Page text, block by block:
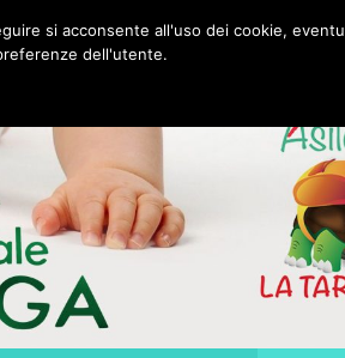
si acconsente all'uso dei cookie,
dell'utente.